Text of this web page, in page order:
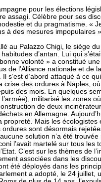
pour les élections
assagi. Célèbre pour ses
et du pragmatisme. «
à des mesures impopulaires
au Palazzo Chigi, le siège
d’antan. Lui qui
volonté » a constitué
de l’Alliance nationale et de
Il s’est d’abord attaqué à ce
crise des ordures à Naples,
des mois. En quelques
militarisé les zones
de deux
en Allemagne.
propreté. Mais les
ordures sont désormais
solution n’a été
l’avait martelé sur tous les
C’est sur les thèmes de
associées dans les
été déployés dans les
a adopté, le 24 juillet,